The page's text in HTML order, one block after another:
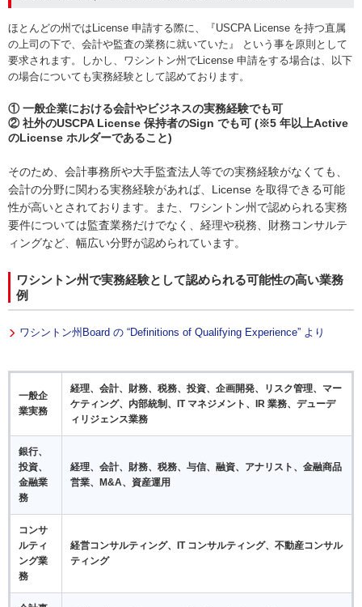
ほとんどの州ではLicense 申請する際に、『USCPA License を持つ直属
の上司の下で、会計や監査の業務に就いていた』 という事を原則として
要求されます。しかし、ワシントン州でLicense 申請をする場合は、以下
の場合についても実務経験として認めております。
① 一般企業における会計やビジネスの実務経験でも可
② 社外のUSCPA License 保持者のSign でも可 (※5 年以上Active
のLicense ホルダーであること)
そのため、会計事務所や大手監査法人等での実務経験がなくても、
会計の分野に関わる実務経験があれば、License を取得できる可能
性が高いとされております。また、ワシントン州で認められる実務
要件については監査業務だけでなく、経理や税務、財務コンサルテ
ィングなど、幅広い分野が認められています。
ワシントン州で実務経験として認められる可能性の高い業務
例
ワシントン州Board の “Definitions of Qualifying Experience” より
一般企
業実務
経理、会計、財務、税務、投資、企画開発、リスク管理、マー
ケティング、内部統制、IT マネジメント、IR 業務、デューデ
ィリジェンス業務
銀行、
投資、
金融業
務
経理、会計、財務、税務、与信、融資、アナリスト、金融商品
営業、M&A、資産運用
コンサ
ルティ
ング業
務
経営コンサルティング、IT コンサルティング、不動産コンサル
ティング